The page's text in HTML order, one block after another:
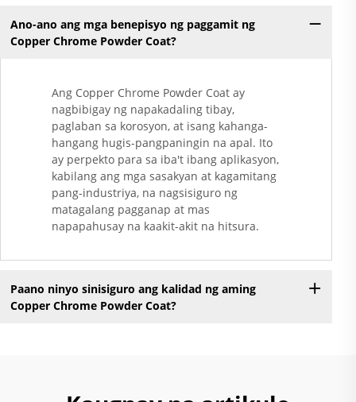
Ano-ano ang mga benepisyo ng paggamit ng
Copper Chrome Powder Coat?
Ang Copper Chrome Powder Coat ay
nagbibigay ng napakadaling tibay,
paglaban sa korosyon, at isang kahanga-
hangang hugis-pangpaningin na apal. Ito
ay perpekto para sa iba't ibang aplikasyon,
kabilang ang mga sasakyan at kagamitang
pang-industriya, na nagsisiguro ng
matagalang pagganap at mas
napapahusay na kaakit-akit na hitsura.
Paano ninyo sinisiguro ang kalidad ng aming
Copper Chrome Powder Coat?